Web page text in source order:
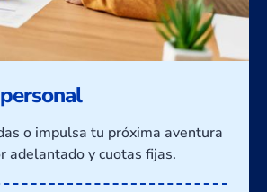
o impulsa tu próxima aventura
adelantado y cuotas fijas.